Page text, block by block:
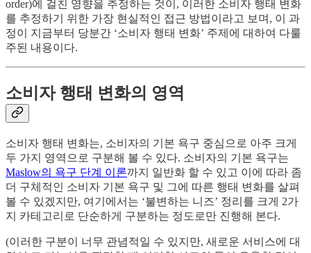
order)에 걸친 영향을 추정하는 것이, 이러한 소비자 행태 변화
를 추정하기 위한 가장 현실적인 접근 방법이라고 보며, 이 과
정이 지금부터 당분간 ‘소비자 행태 변화’ 주제에 대하여 다룰
주된 내용이다.
소비자 행태 변화의 영역
소비자 행태 변화는, 소비자의 기본 욕구 중심으로 아주 크게
두 가지 영역으로 구분해 볼 수 있다. 소비자의 기본 욕구는
Maslow의 욕구 단계 이론까지 일반화 할 수 있고 이에 따라 좀
더 구체적인 소비자 기본 욕구 및 그에 따른 행태 변화를 살펴
볼 수 있겠지만, 여기에서는 ‘불변하는 니즈’ 정리를 크게 2가
지 카테고리로 단순하게 구분하는 정도로만 진행해 본다.
(이러한 구분이 너무 관념적일 수 있지만, 새로운 서비스에 대